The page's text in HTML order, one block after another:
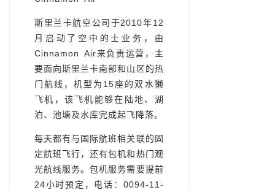
斯里兰卡航空公司于2010年12
月启动了空中的士业务，由
Cinnamon Air来负责运营，主
要面向斯里兰卡南部和山区的热
门航线，机型为15座的双水獭
飞机，该飞机能够在陆地、湖
泊、池塘及水库完成起飞降落。
每天都有与国际航班相关联的固
定航班飞行，还有包机和热门观
光航线服务。包机服务需要提前
24小时预定，电话：0094-11-